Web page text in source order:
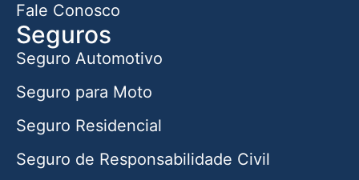
Fale Conosco
Seguros
Seguro Automotivo
Seguro para Moto
Seguro Residencial
Seguro de Responsabilidade Civil